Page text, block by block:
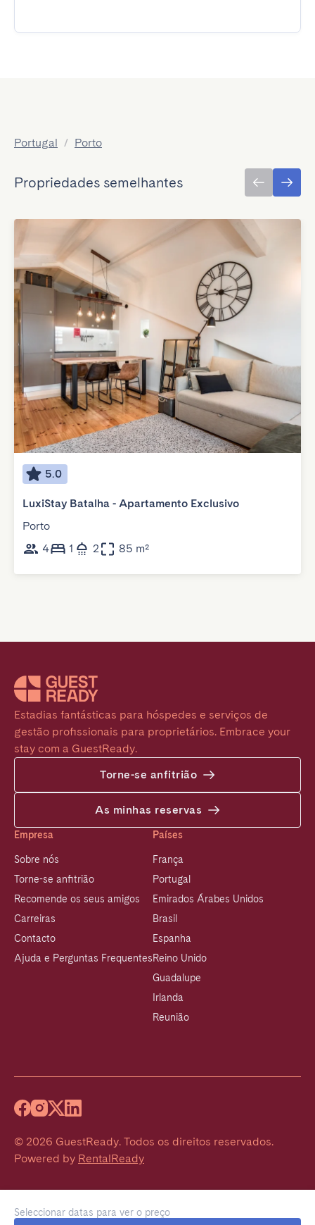
Seleccionar datas para ver o preço
Portugal / Porto
Propriedades semelhantes
5.0
LuxiStay Batalha - Apartamento Exclusivo
Porto
4
1 2 85 m²
Estadias fantásticas para hóspedes e serviços de
gestão profissionais para proprietários. Embrace your
stay com a GuestReady.
Torne-se anfitrião
As minhas reservas
Empresa
Sobre nós
Torne-se anfitrião
Recomende os seus amigos
Carreiras
Contacto
Ajuda e Perguntas Frequentes
Países
França
Portugal
Emirados Árabes Unidos
Brasil
Espanha
Reino Unido
Guadalupe
Irlanda
Reunião
© 2026 GuestReady. Todos os direitos reservados.
Powered by RentalReady